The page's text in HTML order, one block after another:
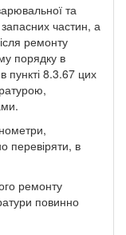
та
частин, а
ремонту
порядку в
пункті 8.3.67 цих
перевіряти, в
ремонту
повинно